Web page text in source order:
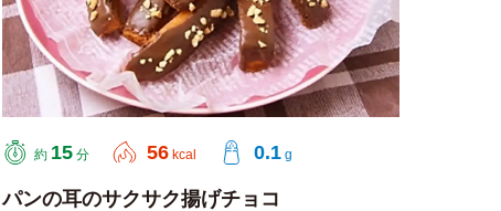
約 15 分 56 kcal 0.1 g
パンの耳のサクサク揚げチョコ